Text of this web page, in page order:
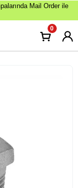
Mail Order ile
0